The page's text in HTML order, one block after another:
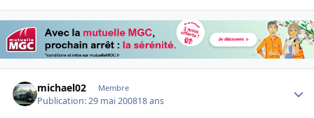
michael02 Membre
Publication:29 mai 200818 ans